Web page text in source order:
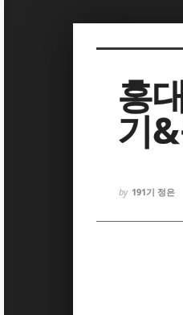
홍
기
by 191기 정은